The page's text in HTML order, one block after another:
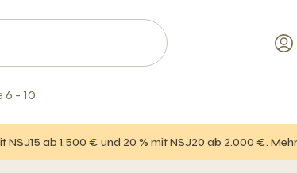
6 - 10
NSJ15 ab 1.500 € und 20 % mit NSJ20 ab 2.000 €.